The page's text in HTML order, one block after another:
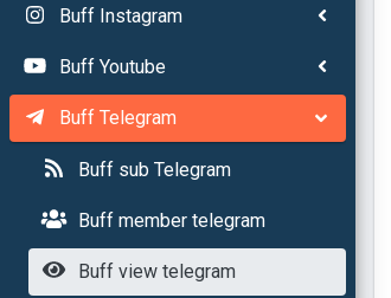
Buff Instagram
Buff Youtube
Buff Telegram
Buff sub Telegram
Buff member telegram
Buff view telegram